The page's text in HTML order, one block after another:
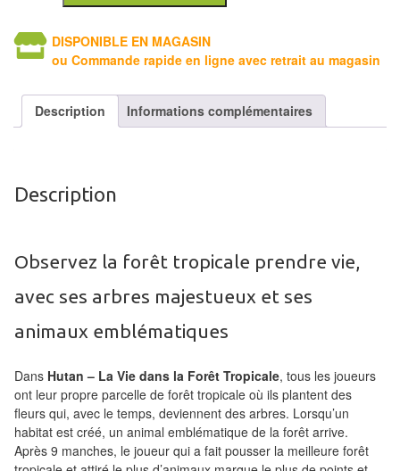
Livres
en
Tables
Jeux
de
cartes
Collectionner
(TCG)
Les
DISPONIBLE EN MAGASIN
ou Commande rapide en ligne avec retrait au magasin
Description Informations complémentaires
Description
Observez la forêt tropicale prendre vie,
avec ses arbres majestueux et ses
animaux emblématiques
Dans Hutan – La Vie dans la Forêt Tropicale, tous les joueurs
ont leur propre parcelle de forêt tropicale où ils plantent des
fleurs qui, avec le temps, deviennent des arbres. Lorsqu’un
habitat est créé, un animal emblématique de la forêt arrive.
Après 9 manches, le joueur qui a fait pousser la meilleure forêt